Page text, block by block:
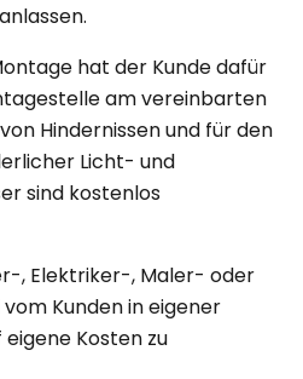
hat der Kunde dafür
am vereinbarten
Hindernissen und für den
Licht- und
sind kostenlos
, Elektriker-, Maler- oder
Kunden in eigener
Kosten zu